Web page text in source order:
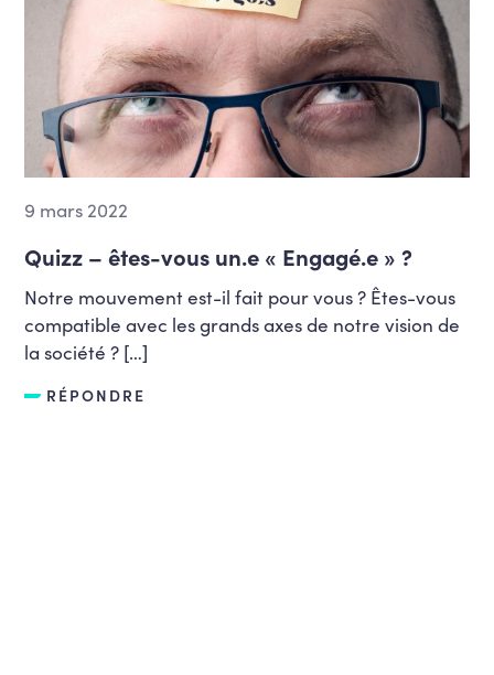
9 mars 2022
Quizz – êtes-vous un.e « Engagé.e » ?
Notre mouvement est-il fait pour vous ? Êtes-vous
compatible avec les grands axes de notre vision de
la société ? […]
RÉPONDRE